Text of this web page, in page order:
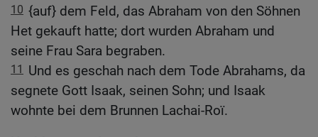
10 {auf} dem Feld, das Abraham von den Söhnen
Het gekauft hatte; dort wurden Abraham und
seine Frau Sara begraben.
11 Und es geschah nach dem Tode Abrahams, da
segnete Gott Isaak, seinen Sohn; und Isaak
wohnte bei dem Brunnen Lachai-Roï.